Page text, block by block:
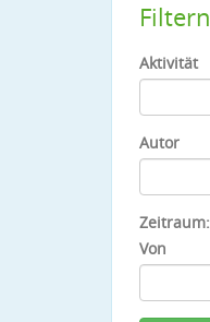
Filtern
Aktivität
Autor
Zeitraum:
Von